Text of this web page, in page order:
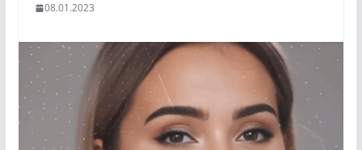
08.01.2023